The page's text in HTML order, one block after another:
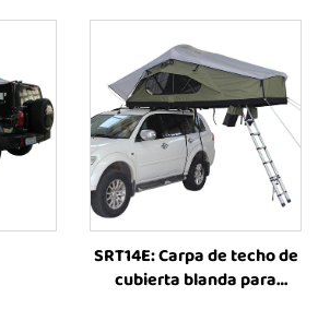
del
para SUV, accesorios para
automóvil
SRT14E: Carpa de techo de
cubierta blanda para